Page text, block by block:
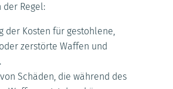
der Regel:
der Kosten für gestohlene,
zerstörte Waffen und
Schäden, die während des